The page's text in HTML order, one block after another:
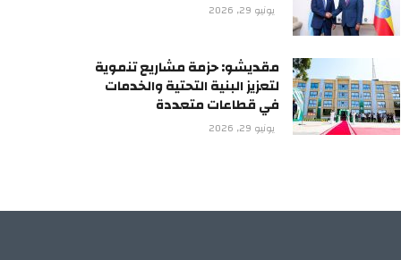
يونيو 29, 2026
مقديشو: حزمة مشاريع تنموية
لتعزيز البنية التحتية والخدمات
في قطاعات متعددة
يونيو 29, 2026